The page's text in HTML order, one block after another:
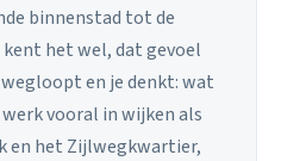
binnenstad tot de
het wel, dat gevoel
en je denkt: wat
vooral in wijken als
en het Zijlwegkwartier,